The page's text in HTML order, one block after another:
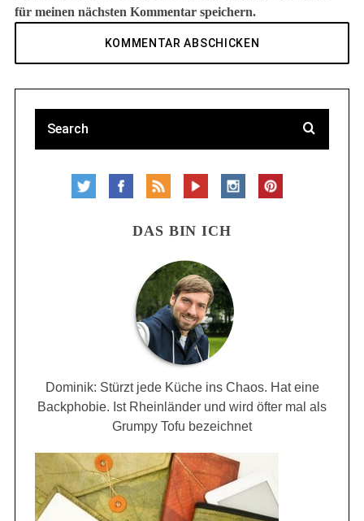
für meinen nächsten Kommentar speichern.
DAS BIN ICH
Dominik: Stürzt jede Küche ins Chaos. Hat eine
Backphobie. Ist Rheinländer und wird öfter mal als
Grumpy Tofu bezeichnet